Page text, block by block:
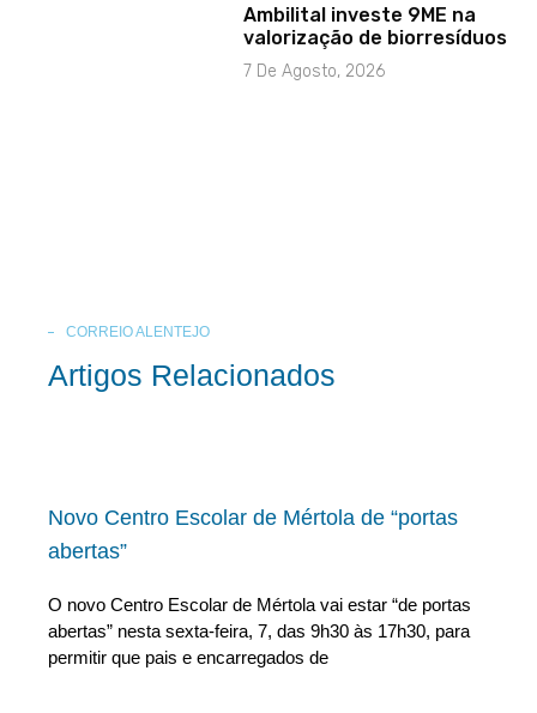
Ambilital investe 9ME na
valorização de biorresíduos
7 De Agosto, 2026
CORREIO ALENTEJO
Artigos Relacionados
Novo Centro Escolar de Mértola de “portas
abertas”
O novo Centro Escolar de Mértola vai estar “de portas
abertas” nesta sexta-feira, 7, das 9h30 às 17h30, para
permitir que pais e encarregados de